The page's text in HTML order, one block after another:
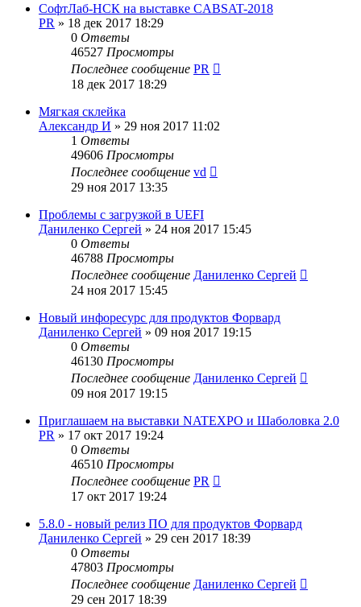
СофтЛаб-НСК на выставке CABSAT-2018
PR » 18 дек 2017 18:29
0 Ответы
46527 Просмотры
Последнее сообщение PR
18 дек 2017 18:29
Мягкая склейка
Александр И » 29 ноя 2017 11:02
1 Ответы
49606 Просмотры
Последнее сообщение vd
29 ноя 2017 13:35
Проблемы с загрузкой в UEFI
Даниленко Сергей » 24 ноя 2017 15:45
0 Ответы
46788 Просмотры
Последнее сообщение Даниленко Сергей
24 ноя 2017 15:45
Новый инфоресурс для продуктов Форвард
Даниленко Сергей » 09 ноя 2017 19:15
0 Ответы
46130 Просмотры
Последнее сообщение Даниленко Сергей
09 ноя 2017 19:15
Приглашаем на выставки NATEXPO и Шаболовка 2.0
PR » 17 окт 2017 19:24
0 Ответы
46510 Просмотры
Последнее сообщение PR
17 окт 2017 19:24
5.8.0 - новый релиз ПО для продуктов Форвард
Даниленко Сергей » 29 сен 2017 18:39
0 Ответы
47803 Просмотры
Последнее сообщение Даниленко Сергей
29 сен 2017 18:39